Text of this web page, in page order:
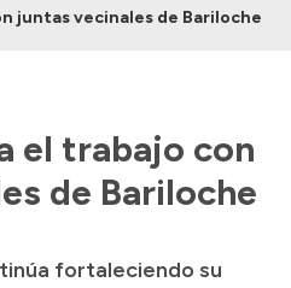
juntas vecinales de Bariloche
el trabajo con
de Bariloche
fortaleciendo su